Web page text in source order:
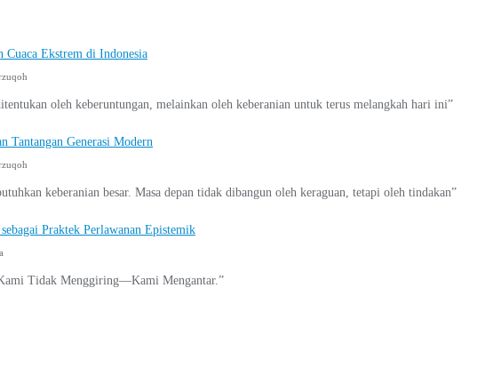
Cuaca Ekstrem di Indonesia
oleh keberuntungan, melainkan oleh keberanian untuk terus melangkah hari ini”
Tantangan Generasi Modern
keberanian besar. Masa depan tidak dibangun oleh keraguan, tetapi oleh tindakan”
Praktek Perlawanan Epistemik
Tidak Menggiring—Kami Mengantar.”